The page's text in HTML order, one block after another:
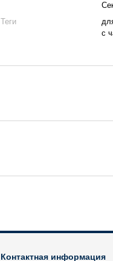
Теги
с
Контактная информация